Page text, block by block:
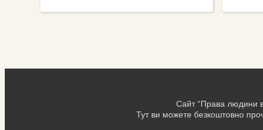
Сайт “Права людини в
Тут ви можете безкоштовно